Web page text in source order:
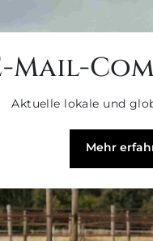
Mail-
Aktuelle lokale und
Mehr